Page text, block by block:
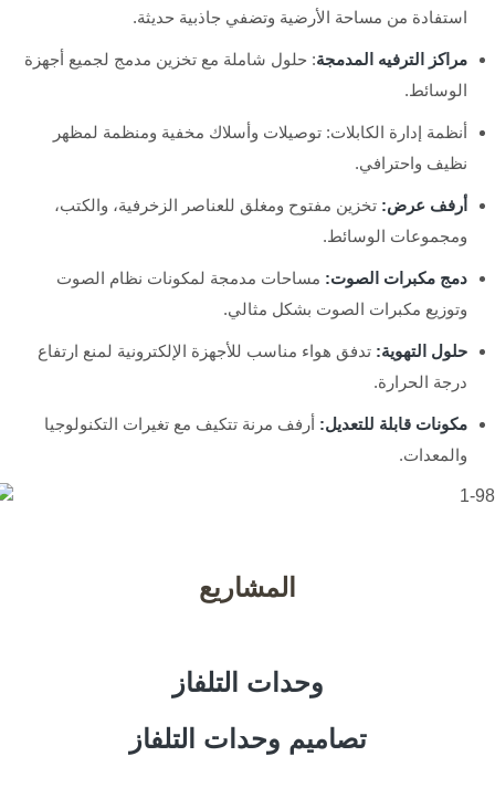
استفادة من مساحة الأرضية وتضفي جاذبية حديثة.
مراكز الترفيه المدمجة: حلول شاملة مع تخزين مدمج لجميع أجهزة
الوسائط.
أنظمة إدارة الكابلات: توصيلات وأسلاك مخفية ومنظمة لمظهر
نظيف واحترافي.
أرفف عرض: تخزين مفتوح ومغلق للعناصر الزخرفية، والكتب،
ومجموعات الوسائط.
دمج مكبرات الصوت: مساحات مدمجة لمكونات نظام الصوت
وتوزيع مكبرات الصوت بشكل مثالي.
حلول التهوية: تدفق هواء مناسب للأجهزة الإلكترونية لمنع ارتفاع
درجة الحرارة.
مكونات قابلة للتعديل: أرفف مرنة تتكيف مع تغيرات التكنولوجيا
والمعدات.
المشاريع
وحدات التلفاز
تصاميم وحدات التلفاز